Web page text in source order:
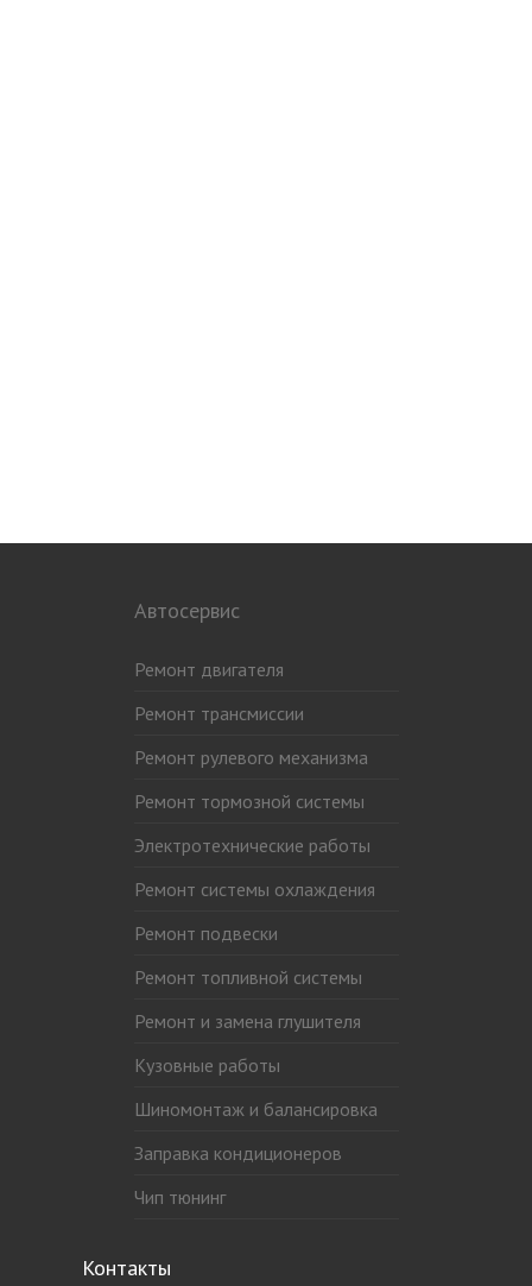
Автосервис
Ремонт двигателя
Ремонт трансмиссии
Ремонт рулевого механизма
Ремонт тормозной системы
Электротехнические работы
Ремонт системы охлаждения
Ремонт подвески
Ремонт топливной системы
Ремонт и замена глушителя
Кузовные работы
Шиномонтаж и балансировка
Заправка кондиционеров
Чип тюнинг
Контакты